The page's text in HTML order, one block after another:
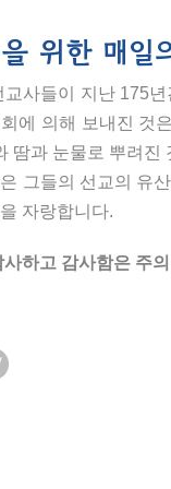
위한 매일
사들이 지난 175
에 의해 보내진 것
땀과 눈물로 뿌려
그들의 선교의 유
자랑합니다.
하고 감사함은 주